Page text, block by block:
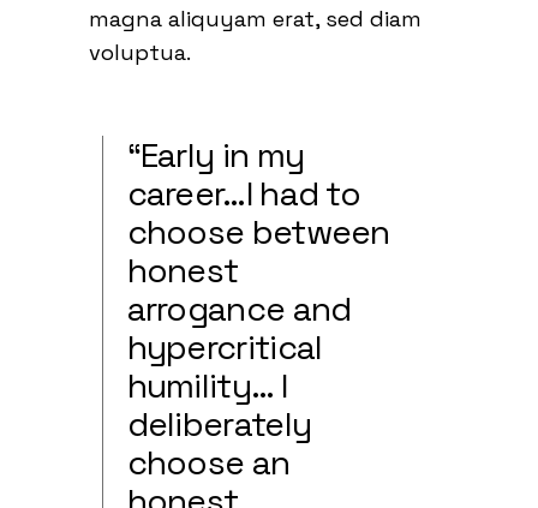
magna aliquyam erat, sed diam
voluptua.
“Early in my
career…I had to
choose between
honest
arrogance and
hypercritical
humility… I
deliberately
choose an